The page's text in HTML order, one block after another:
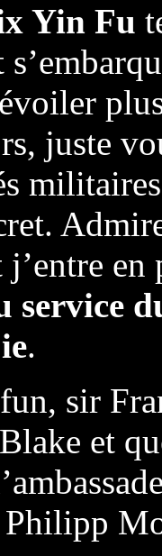
Yin Fu
juste
j’entre
service
.
sir
et
Philipp